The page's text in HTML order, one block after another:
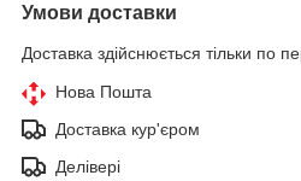
Умови доставки
Доставка здійснюється тільки по
Нова Пошта
Доставка кур'єром
Делівері